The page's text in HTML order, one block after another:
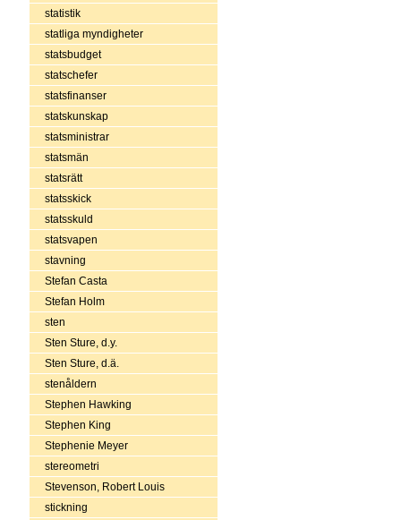
statistik
statliga myndigheter
statsbudget
statschefer
statsfinanser
statskunskap
statsministrar
statsmän
statsrätt
statsskick
statsskuld
statsvapen
stavning
Stefan Casta
Stefan Holm
sten
Sten Sture, d.y.
Sten Sture, d.ä.
stenåldern
Stephen Hawking
Stephen King
Stephenie Meyer
stereometri
Stevenson, Robert Louis
stickning